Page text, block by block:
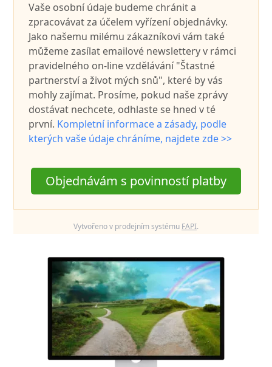
Vaše osobní údaje budeme chránit a
zpracovávat za účelem vyřízení objednávky.
Jako našemu milému zákazníkovi vám také
můžeme zasílat emailové newslettery v rámci
pravidelného on-line vzdělávání "Štastné
partnerství a život mých snů", které by vás
mohly zajímat. Prosíme, pokud naše zprávy
dostávat nechcete, odhlaste se hned v té
první. Kompletní informace a zásady, podle
kterých vaše údaje chráníme, najdete zde >>
Objednávám s povinností platby
Vytvořeno v prodejním systému FAPI.